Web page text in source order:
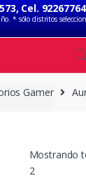
Cel.
* sólo distritos
Gamer
Mostrando
2